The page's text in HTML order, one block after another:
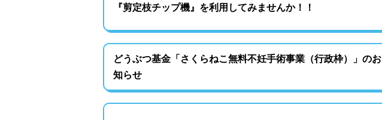
『剪定枝チップ機』を利用してみませんか！！
どうぶつ基金「さくらねこ無料不妊手術事業（行政枠）」のお
知らせ